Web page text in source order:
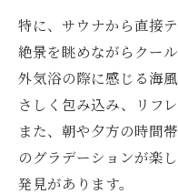
伊根の舟屋
心安らぐ舟屋
とき
サウナ付きヴ
間
特に、サウナから直接
絶景を眺めながらクー
外気浴の際に感じる海
さしく包み込み、リフ
また、朝や夕方の時間
のグラデーションが楽
発見があります。